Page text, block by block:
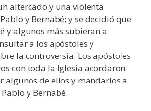
altercado y una violenta
y Bernabé; y se decidió que
y algunos más subieran a
a los apóstoles y
la controversia. Los apóstoles
con toda la Iglesia acordaron
algunos de ellos y mandarlos a
y Bernabé.